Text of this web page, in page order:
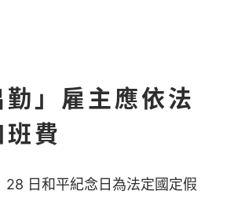
勤」雇主應依法
費
28 日和平紀念日為法定國定假